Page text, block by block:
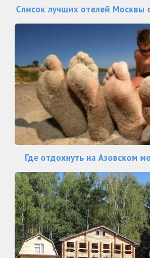
Список лучших отелей Москвы
Где отдохнуть на Азовском